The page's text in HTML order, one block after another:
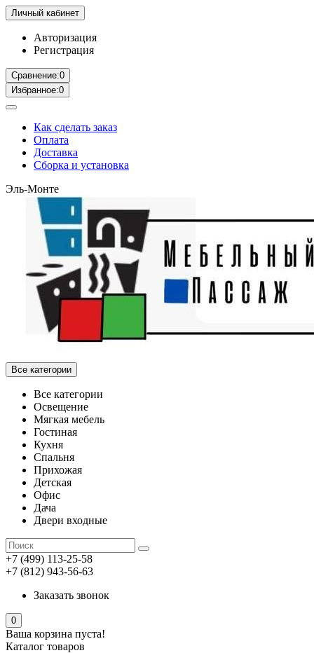
Личный кабинет
Авторизация
Регистрация
Сравнение:0
Избранное:0
Как сделать заказ
Оплата
Доставка
Сборка и установка
Эль-Монте
Все категории
Все категории
Освещение
Мягкая мебель
Гостиная
Кухня
Спальня
Прихожая
Детская
Офис
Дача
Двери входные
+7 (499) 113-25-58
+7 (812) 943-56-63
Заказать звонок
0
Ваша корзина пуста!
Каталог товаров